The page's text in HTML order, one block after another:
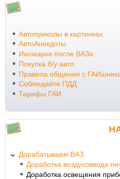
Автоприколы в картинках
АвтоАнекдоты
Иномарка после ВАЗа
Покупка б/у авто
Правила общения с
Соблюдайте ПДД
Тарифы ГАИ
Дорабатываем ВАЗ
Доработка воздуховвода
Доработка освещения